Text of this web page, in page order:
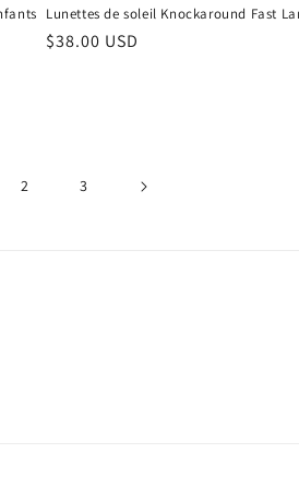
Lunettes de soleil Knockaround Fast
Prix
$38.00 USD
2 3